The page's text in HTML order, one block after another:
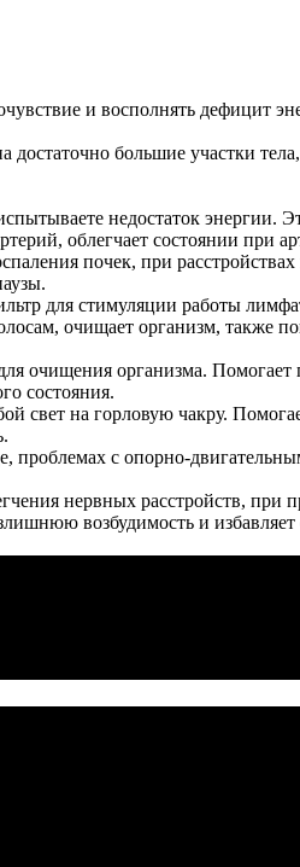
и восполнять дефицит
большие участки
недостаток энергии.
облегчает состоянии при
почек, при
для стимуляции работы
очищает организм, также
очищения организма.
состояния.
свет на горловую чакру.
проблемах с опорно-
нервных расстройств, при
возбудимость и